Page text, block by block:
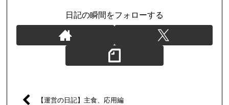
日記の瞬間をフォローする
【運営の日記】主食、応用編